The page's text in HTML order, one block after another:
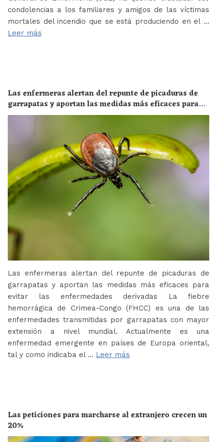
condolencias a los familiares y amigos de las víctimas
mortales del incendio que se está produciendo en el …
Leer más
Las enfermeras alertan del repunte de picaduras de
garrapatas y aportan las medidas más eficaces para
evitar las enfermedades derivadas
Las enfermeras alertan del repunte de picaduras de
garrapatas y aportan las medidas más eficaces para
evitar las enfermedades derivadas La fiebre
hemorrágica de Crimea-Congo (FHCC) es una de las
enfermedades transmitidas por garrapatas con mayor
extensión a nivel mundial. Actualmente es una
enfermedad emergente en países de Europa oriental,
tal y como indicaba el … Leer más
Las peticiones para marcharse al extranjero crecen un
20%